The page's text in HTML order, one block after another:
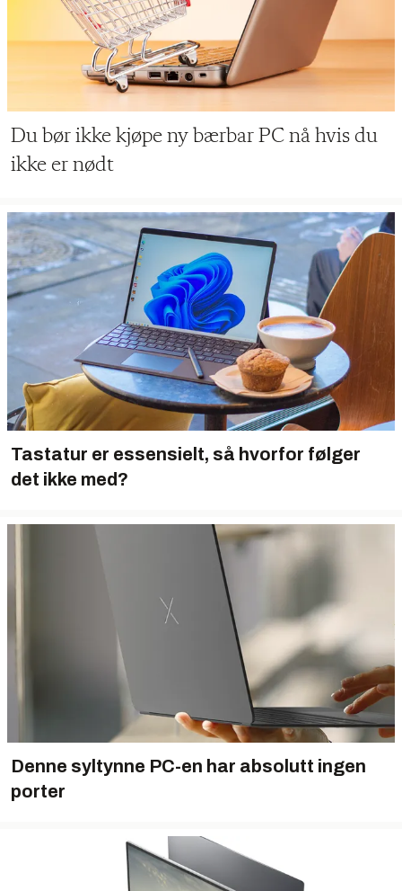
Du bør ikke kjøpe ny bærbar PC nå hvis du
ikke er nødt
Tastatur er essensielt, så hvorfor følger
det ikke med?
Denne syltynne PC-en har absolutt ingen
porter